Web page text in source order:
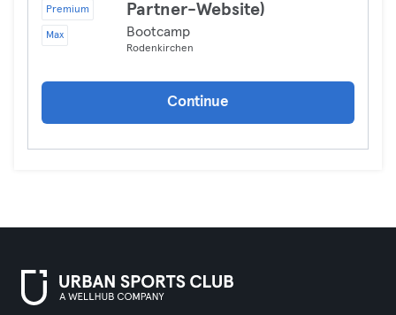
Premium
Max
Partner-Website)
Bootcamp
Rodenkirchen
Continue